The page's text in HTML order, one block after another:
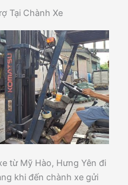
Tại Chành Xe
từ Mỹ Hào, Hưng Yên đi
khi đến chành xe gửi